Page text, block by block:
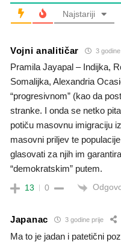
Najstariji
Vojni analitičar 3
Pramila Jayapal – Indijka,
Somalijka, Alexandria
“progresivnom” (kao da
stranke. I onda se netko
potiču masovnu imigraciju
masovni priljev te
glasovati za njih im
“demokratskim” putem.
13 0
Japanac 3 godine prije
Ma to je jadan i patetični